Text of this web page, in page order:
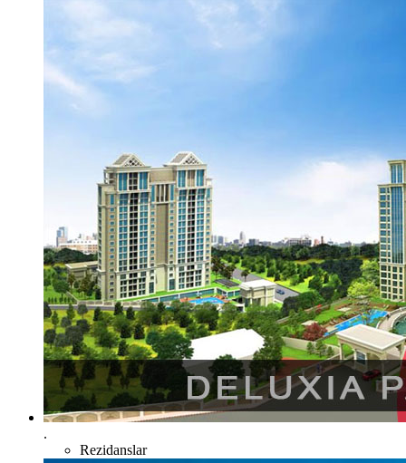
.
Rezidanslar